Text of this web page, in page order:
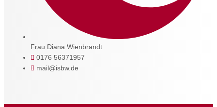
Frau Diana Wienbrandt
0176 56371957
mail@isbw.de